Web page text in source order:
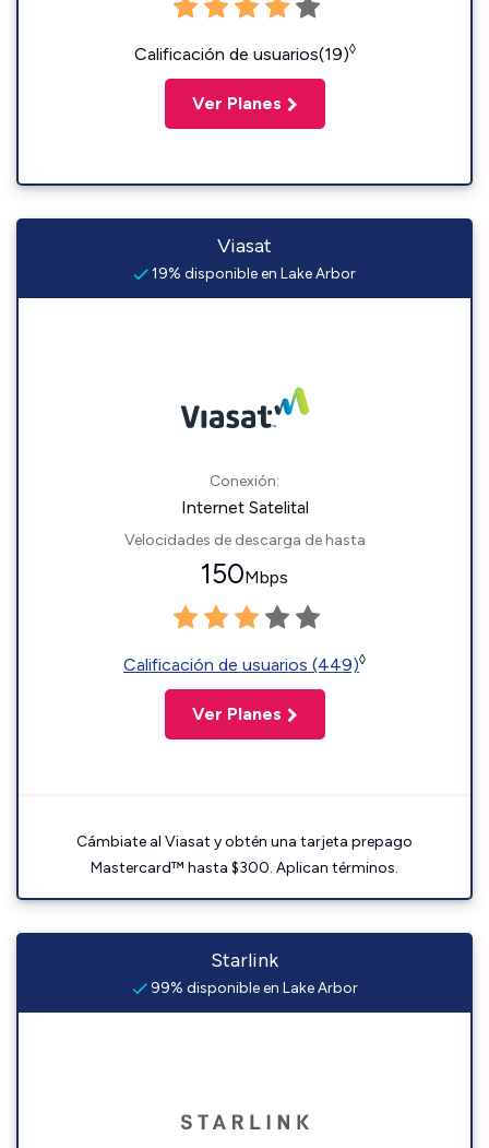
Calificación de usuarios(19)◊
Ver Planes
Viasat
19% disponible en Lake Arbor
Conexión:
Internet Satelital
Velocidades de descarga de hasta
150Mbps
Calificación de usuarios (449)◊
Ver Planes
Cámbiate al Viasat y obtén una tarjeta prepago
Mastercard™ hasta $300. Aplican términos.
Starlink
99% disponible en Lake Arbor